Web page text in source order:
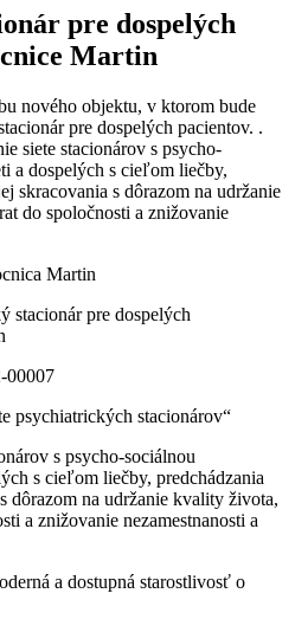
pre dospelých
Martin
nového objektu, v ktorom bude
pre dospelých pacientov. .
siete stacionárov s psycho-
a dospelých s cieľom liečby,
skracovania s dôrazom na udržanie
do spoločnosti a znižovanie
Martin
stacionár pre dospelých
00007
psychiatrických stacionárov“
s psycho-sociálnou
s cieľom liečby, predchádzania
dôrazom na udržanie kvality života,
a znižovanie nezamestnanosti a
a dostupná starostlivosť o